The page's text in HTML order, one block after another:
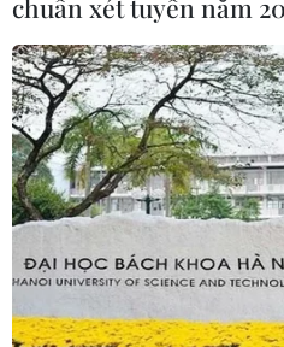
Đan Mạch tiêu diệt
thủ đô Copenhagen
chuẩn xét tuyển năm